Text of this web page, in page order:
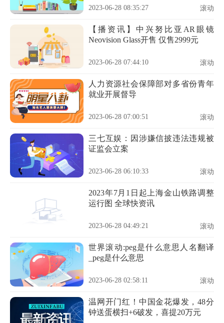
2023-06-28 08:35:27 滚动
【播资讯】中兴努比亚AR眼镜
Neovision Glass开售 仅售2999元
2023-06-28 07:44:10 滚动
人力资源社会保障部对多省份青年
就业开展督导
2023-06-28 07:00:51 滚动
三七互娱：因涉嫌信披违法违规被
证监会立案
2023-06-28 06:10:33 滚动
2023年7月1日起上海金山铁路调整
运行图 全球快资讯
2023-06-28 04:49:21 滚动
世界滚动:peg是什么意思人名翻译
_peg是什么意思
2023-06-28 02:58:11 滚动
温网开门红！中国金花爆发，48分
钟送蛋横扫+6破发，喜提20万元